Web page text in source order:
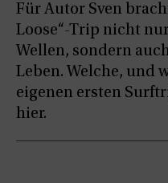
Für Autor Sven
Loose“-Trip nicht
Wellen, sondern
Leben. Welche, und
eigenen ersten
hier.